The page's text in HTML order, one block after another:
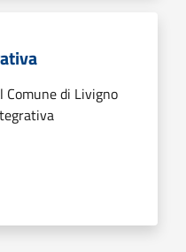
di Livigno